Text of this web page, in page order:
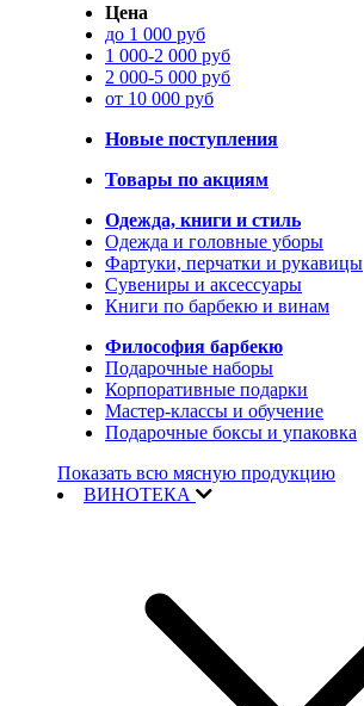
Цена
до 1 000 руб
1 000-2 000 руб
2 000-5 000 руб
от 10 000 руб
Новые поступления
Товары по акциям
Одежда, книги и стиль
Одежда и головные уборы
Фартуки, перчатки и рукавицы
Сувениры и аксессуары
Книги по барбекю и винам
Философия барбекю
Подарочные наборы
Корпоративные подарки
Мастер-классы и обучение
Подарочные боксы и упаковка
Показать всю мясную продукцию
ВИНОТЕКА